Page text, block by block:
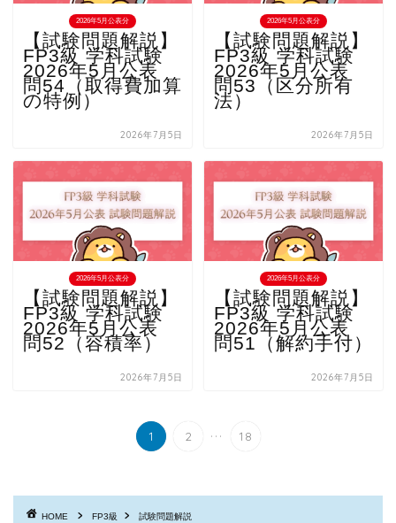
2026年5月公表分
【試験問題解説】
FP3級 学科試験
2026年5月公表
問54（取得費加算
の特例）
2026年7月5日
2026年5月公表分
【試験問題解説】
FP3級 学科試験
2026年5月公表
問53（区分所有
法）
2026年7月5日
2026年5月公表分
【試験問題解説】
FP3級 学科試験
2026年5月公表
問52（容積率）
2026年7月5日
2026年5月公表分
【試験問題解説】
FP3級 学科試験
2026年5月公表
問51（解約手付）
2026年7月5日
1 2 ... 18
HOME FP3級 試験問題解説